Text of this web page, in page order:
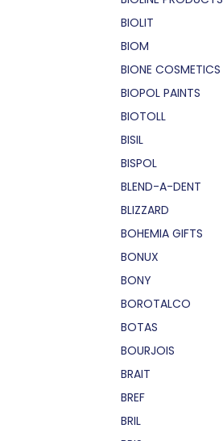
BIOLIT
BIOM
BIONE COSMETICS
BIOPOL PAINTS
BIOTOLL
BISIL
BISPOL
BLEND-A-DENT
BLIZZARD
BOHEMIA GIFTS
BONUX
BONY
BOROTALCO
BOTAS
BOURJOIS
BRAIT
BREF
BRIL